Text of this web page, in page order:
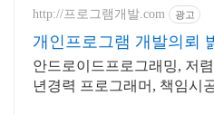
http://프로그램개발.com 광고
개인프로그램 개발의뢰
안드로이드프로그래밍, 저
년경력 프로그래머, 책임시